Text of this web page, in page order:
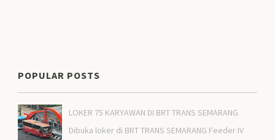
POPULAR POSTS
LOKER 75 KARYAWAN DI BRT TRANS SEMARANG
Dibuka loker di BRT TRANS SEMARANG Feeder IV